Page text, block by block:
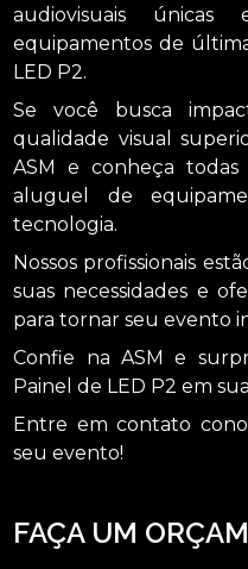
audiovisuais únicas
equipamentos de
LED P2.
Se você busca
qualidade visual
ASM e conheça todas
aluguel de
tecnologia.
Nossos profissionais
suas necessidades e
para tornar seu evento
Confie na ASM e
Painel de LED P2 em
Entre em contato
seu evento!
FAÇA UM